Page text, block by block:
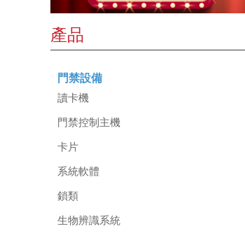
產品
門禁設備
讀卡機
門禁控制主機
卡片
系統軟體
鎖類
生物辨識系統